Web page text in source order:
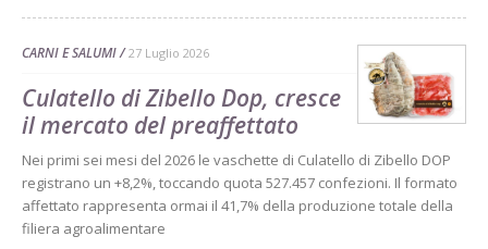
CARNI E SALUMI 27 Luglio 2026
Culatello di Zibello Dop, cresce
il mercato del preaffettato
Nei primi sei mesi del 2026 le vaschette di Culatello di Zibello DOP
registrano un +8,2%, toccando quota 527.457 confezioni. Il formato
affettato rappresenta ormai il 41,7% della produzione totale della
filiera agroalimentare